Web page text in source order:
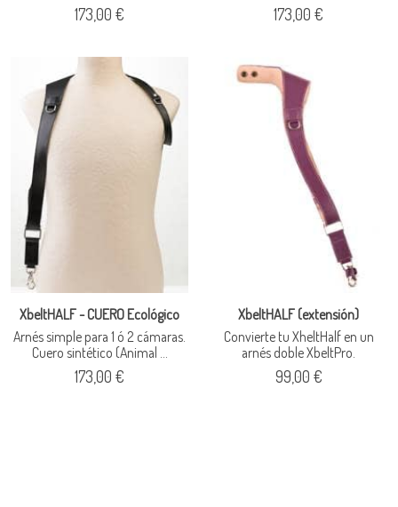
173,00 € 173,00 €
XbeltHALF - CUERO Ecológico
Arnés simple para 1 ó 2 cámaras.
Cuero sintético (Animal ...
173,00 €
XbeltHALF (extensión)
Convierte tu XheltHalf en un
arnés doble XbeltPro.
99,00 €